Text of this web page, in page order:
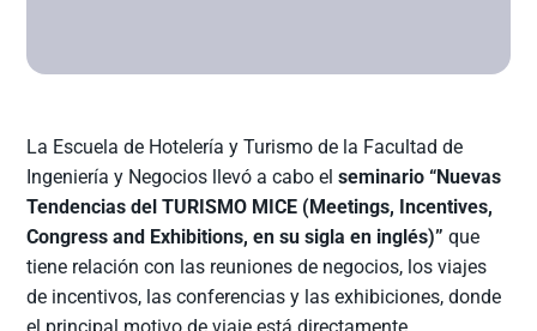
La Escuela de Hotelería y Turismo de la Facultad de
Ingeniería y Negocios llevó a cabo elseminario “Nuevas
Tendencias del TURISMO MICE (Meetings, Incentives,
Congress and Exhibitions, en su sigla en inglés)” que
tiene relación con las reuniones de negocios, los viajes
de incentivos, las conferencias y las exhibiciones, donde
el principal motivo de viaje está directamente